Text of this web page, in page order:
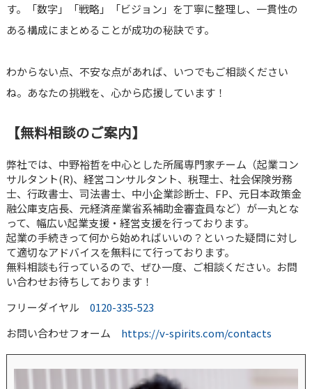
す。「数字」「戦略」「ビジョン」を丁寧に整理し、一貫性の
ある構成にまとめることが成功の秘訣です。
わからない点、不安な点があれば、いつでもご相談ください
ね。あなたの挑戦を、心から応援しています！
【無料相談のご案内】
弊社では、中野裕哲を中心とした所属専門家チーム（起業コン
サルタント(R)、経営コンサルタント、税理士、社会保険労務
士、行政書士、司法書士、中小企業診断士、FP、元日本政策金
融公庫支店長、元経済産業省系補助金審査員など）が一丸とな
って、幅広い起業支援・経営支援を行っております。
起業の手続きって何から始めればいいの？といった疑問に対し
て適切なアドバイスを無料にて行っております。
無料相談も行っているので、ぜひ一度、ご相談ください。お問
い合わせお待ちしております！
フリーダイヤル 0120-335-523
お問い合わせフォーム https://v-spirits.com/contacts